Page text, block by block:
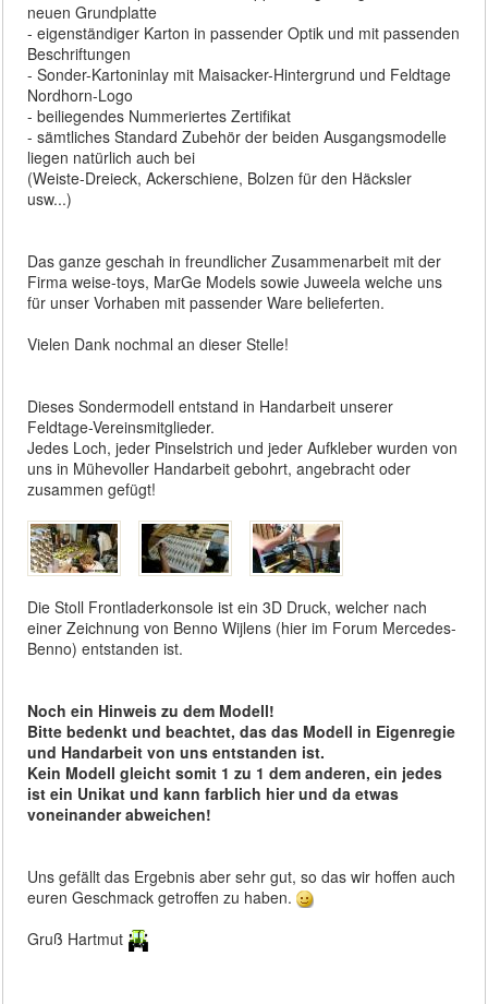
neuen Grundplatte
- eigenständiger Karton in passender Optik und mit passenden
Beschriftungen
- Sonder-Kartoninlay mit Maisacker-Hintergrund und Feldtage
Nordhorn-Logo
- beiliegendes Nummeriertes Zertifikat
- sämtliches Standard Zubehör der beiden Ausgangsmodelle
liegen natürlich auch bei
(Weiste-Dreieck, Ackerschiene, Bolzen für den Häcksler
usw...)
Das ganze geschah in freundlicher Zusammenarbeit mit der
Firma weise-toys, MarGe Models sowie Juweela welche uns
für unser Vorhaben mit passender Ware belieferten.
Vielen Dank nochmal an dieser Stelle!
Dieses Sondermodell entstand in Handarbeit unserer
Feldtage-Vereinsmitglieder.
Jedes Loch, jeder Pinselstrich und jeder Aufkleber wurden von
uns in Mühevoller Handarbeit gebohrt, angebracht oder
zusammen gefügt!
Die Stoll Frontladerkonsole ist ein 3D Druck, welcher nach
einer Zeichnung von Benno Wijlens (hier im Forum Mercedes-
Benno) entstanden ist.
Noch ein Hinweis zu dem Modell!
Bitte bedenkt und beachtet, das das Modell in Eigenregie
und Handarbeit von uns entstanden ist.
Kein Modell gleicht somit 1 zu 1 dem anderen, ein jedes
ist ein Unikat und kann farblich hier und da etwas
voneinander abweichen!
Uns gefällt das Ergebnis aber sehr gut, so das wir hoffen auch
euren Geschmack getroffen zu haben.
Gruß Hartmut